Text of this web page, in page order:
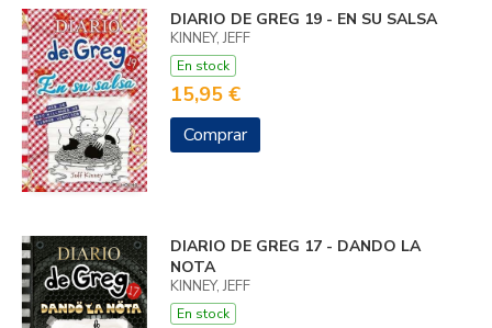
DIARIO DE GREG 19 - EN SU SALSA
KINNEY, JEFF
En stock
15,95 €
Comprar
DIARIO DE GREG 17 - DANDO LA
NOTA
KINNEY, JEFF
En stock